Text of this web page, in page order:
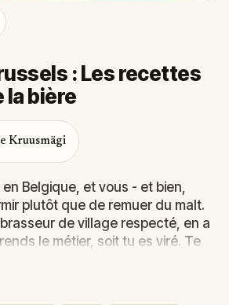
: Les recettes
la bière
Kruusmägi
Belgique, et vous - et bien,
plutôt que de remuer du malt.
de village respecté, en a
le métier, soit tu es viré. Te
de Bruxelles, sur la route des
recueillir les recettes secrètes
célèbres de la ville.